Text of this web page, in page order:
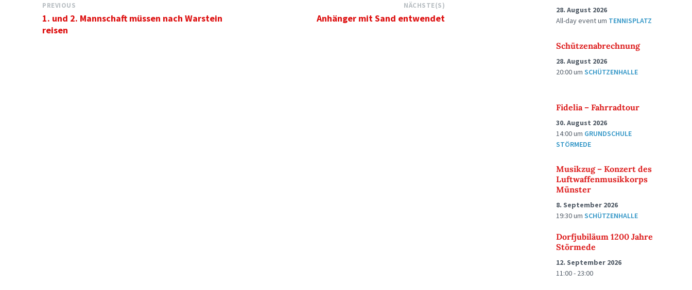
PREVIOUS
1. und 2. Mannschaft müssen nach Warstein
reisen
NÄCHSTE(S)
Anhänger mit Sand entwendet
28. August 2026
All-day eventum TENNISPLATZ
Schützenabrechnung
28. August 2026
20:00umSCHÜTZENHALLE
Fidelia – Fahrradtour
30. August 2026
14:00um GRUNDSCHULE
STÖRMEDE
Musikzug – Konzert des
Luftwaffenmusikkorps
Münster
8. September 2026
19:30umSCHÜTZENHALLE
Dorfjubiläum 1200 Jahre
Störmede
12. September 2026
11:00 - 23:00